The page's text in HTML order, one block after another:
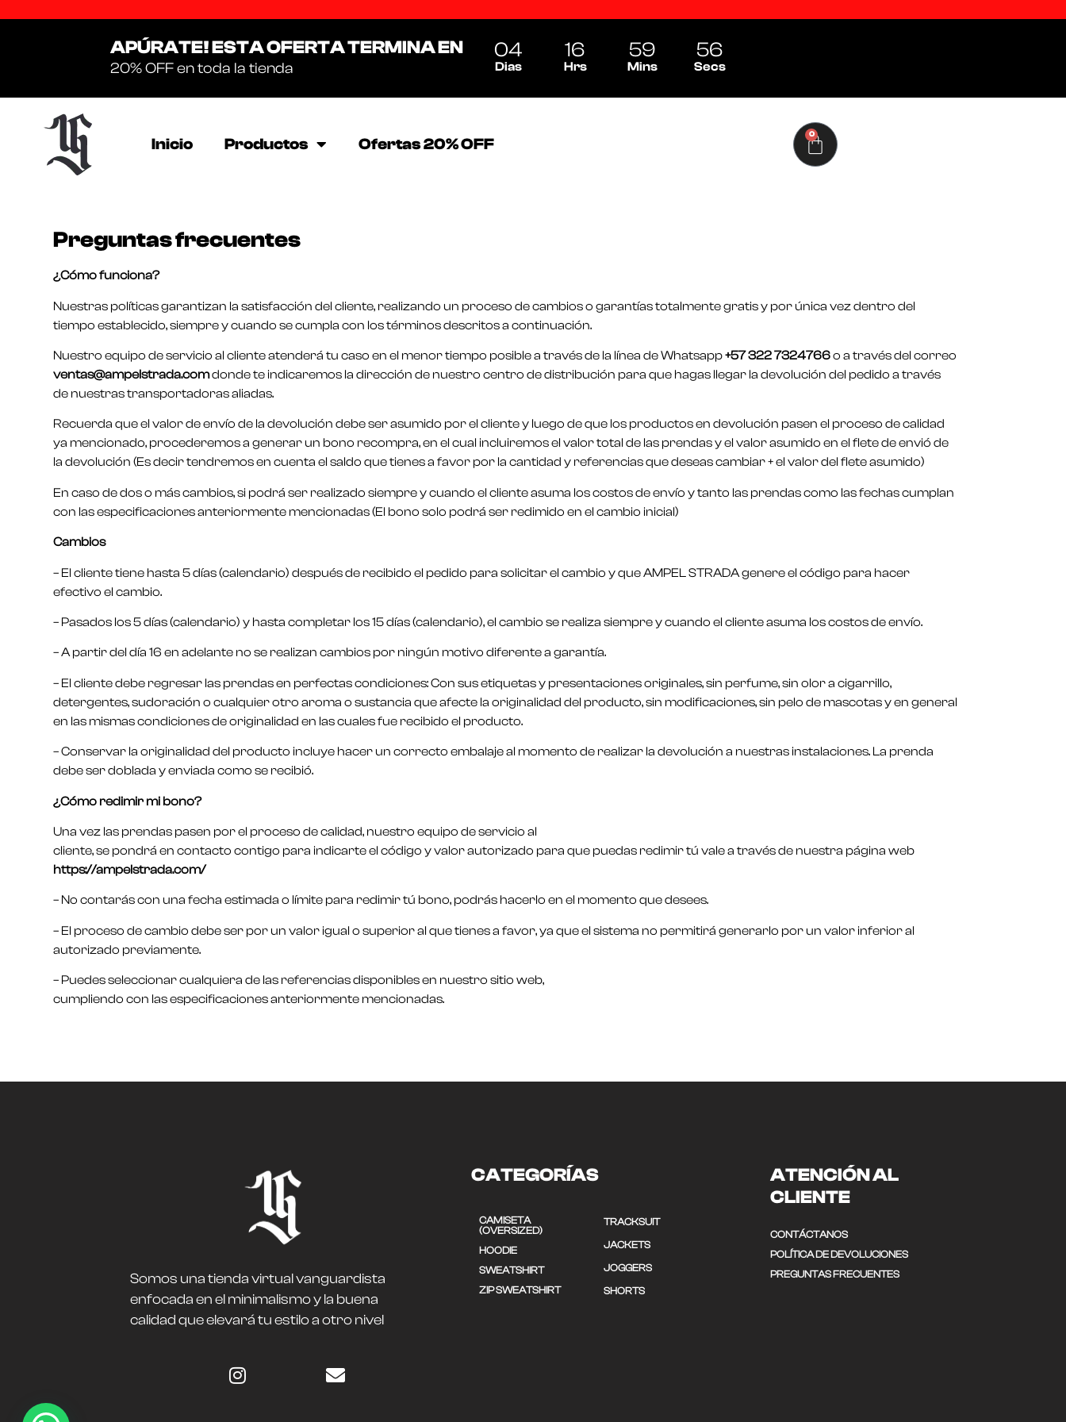
APÚRATE! ESTA OFERTA TERMINA EN
20% OFF en toda la tienda
04
Dias
16
Hrs
59
Mins
56
Secs
Inicio Productos Ofertas 20% OFF
0
Preguntas frecuentes
¿Cómo funciona?
Nuestras políticas garantizan la satisfacción del cliente, realizando un proceso de cambios o garantías totalmente gratis y por única vez dentro del
tiempo establecido, siempre y cuando se cumpla con los términos descritos a continuación.
Nuestro equipo de servicio al cliente atenderá tu caso en el menor tiempo posible a través de la línea de Whatsapp+57 322 7324766o a través del correo
ventas@ampelstrada.comdonde te indicaremos la dirección de nuestro centro de distribución para que hagas llegar la devolución del pedido a través
de nuestras transportadoras aliadas.
Recuerda que el valor de envío de la devolución debe ser asumido por el cliente y luego de que los productos en devolución pasen el proceso de calidad
ya mencionado, procederemos a generar un bono recompra, en el cual incluiremos el valor total de las prendas y el valor asumido en el flete de envió de
la devolución (Es decir tendremos en cuenta el saldo que tienes a favor por la cantidad y referencias que deseas cambiar + el valor del flete asumido)
En caso de dos o más cambios, si podrá ser realizado siempre y cuando el cliente asuma los costos de envío y tanto las prendas como las fechas cumplan
con las especificaciones anteriormente mencionadas (El bono solo podrá ser redimido en el cambio inicial)
Cambios
– El cliente tiene hasta 5 días (calendario) después de recibido el pedido para solicitar el cambio y que AMPEL STRADA genere el código para hacer
efectivo el cambio.
– Pasados los 5 días (calendario) y hasta completar los 15 días (calendario), el cambio se realiza siempre y cuando el cliente asuma los costos de envío.
– A partir del día 16 en adelante no se realizan cambios por ningún motivo diferente a garantía.
– El cliente debe regresar las prendas en perfectas condiciones: Con sus etiquetas y presentaciones originales, sin perfume, sin olor a cigarrillo,
detergentes, sudoración o cualquier otro aroma o sustancia que afecte la originalidad del producto, sin modificaciones, sin pelo de mascotas y en general
en las mismas condiciones de originalidad en las cuales fue recibido el producto.
– Conservar la originalidad del producto incluye hacer un correcto embalaje al momento de realizar la devolución a nuestras instalaciones. La prenda
debe ser doblada y enviada como se recibió.
¿Cómo redimir mi bono?
Una vez las prendas pasen por el proceso de calidad, nuestro equipo de servicio al
cliente, se pondrá en contacto contigo para indicarte el código y valor autorizado para que puedas redimir tú vale a través de nuestra página web
https://ampelstrada.com/
– No contarás con una fecha estimada o límite para redimir tú bono, podrás hacerlo en el momento que desees.
– El proceso de cambio debe ser por un valor igual o superior al que tienes a favor, ya que el sistema no permitirá generarlo por un valor inferior al
autorizado previamente.
– Puedes seleccionar cualquiera de las referencias disponibles en nuestro sitio web,
cumpliendo con las especificaciones anteriormente mencionadas.
Somos una tienda virtual vanguardista
enfocada en el minimalismo y la buena
calidad que elevará tu estilo a otro nivel
CATEGORÍAS
CAMISETA
(OVERSIZED)
HOODIE
SWEATSHIRT
ZIP SWEATSHIRT
TRACKSUIT
JACKETS
JOGGERS
SHORTS
ATENCIÓN AL
CLIENTE
CONTÁCTANOS
POLÍTICA DE DEVOLUCIONES
PREGUNTAS FRECUENTES